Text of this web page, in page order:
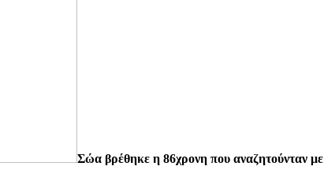
Σώα βρέθηκε η 86χρονη που αναζητούνταν με